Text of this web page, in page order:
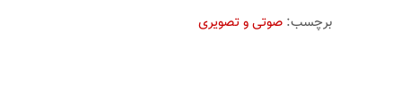
برچسب: صوتی و تصویری